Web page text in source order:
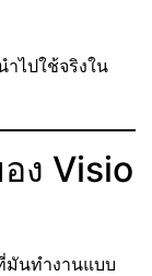
ไปใช้จริงใน
ง Visio
มันทำงานแบบ